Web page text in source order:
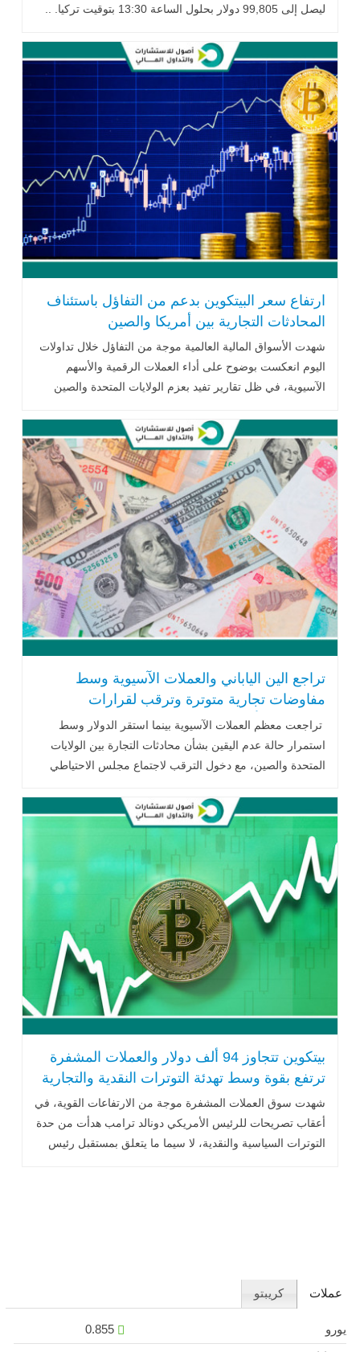
ليصل إلى 99,805 دولار بحلول الساعة 13:30 بتوقيت تركيا. ..
ارتفاع سعر البيتكوين بدعم من التفاؤل باستئناف
المحادثات التجارية بين أمريكا والصين
شهدت الأسواق المالية العالمية موجة من التفاؤل خلال تداولات
اليوم انعكست بوضوح على أداء العملات الرقمية والأسهم
الآسيوية، في ظل تقارير تفيد بعزم الولايات المتحدة والصين
تراجع الين الياباني والعملات الآسيوية وسط
مفاوضات تجارية متوترة وترقب لقرارات
الفيدرالي الأمريكي
تراجعت معظم العملات الآسيوية بينما استقر الدولار وسط
استمرار حالة عدم اليقين بشأن محادثات التجارة بين الولايات
المتحدة والصين، مع دخول الترقب لاجتماع مجلس الاحتياطي
بيتكوين تتجاوز 94 ألف دولار والعملات المشفرة
ترتفع بقوة وسط تهدئة التوترات النقدية والتجارية
شهدت سوق العملات المشفرة موجة من الارتفاعات القوية، في
أعقاب تصريحات للرئيس الأمريكي دونالد ترامب هدأت من حدة
التوترات السياسية والنقدية، لا سيما ما يتعلق بمستقبل رئيس
عملات كريبتو
يورو
0.855